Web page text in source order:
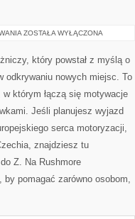
LUKSEMBURG
ZOSTAŁA WYŁĄCZONA
który powstał z myślą o
odkrywaniu nowych miejsc. To
którym łączą się motywacje
Jeśli planujesz wyjazd
serca motoryzacji,
znajdziesz tu
Z. Na Rushmore
pomagać zarówno osobom,